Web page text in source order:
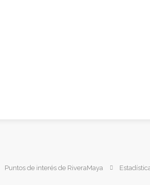
Puntos de interés de RiveraMaya